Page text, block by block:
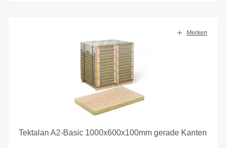
Merken
Tektalan A2-Basic 1000x600x100mm gerade Kanten